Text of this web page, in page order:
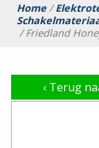
Home/
/ Friedland
‹ Terug